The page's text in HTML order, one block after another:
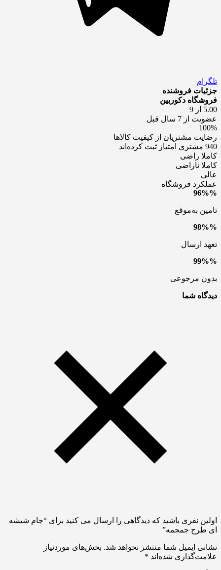
تلگرام
جزئیات فروشنده
فروشگاه دکوربین
5.00 از 9
عضویت از 7 سال قبل
100%
رضایت مشتریان از کیفیت کالاها
940 مشتری امتیاز ثبت کرده‌اند
کاملا راضی
کاملا ناراضی
عالی
عملکرد فروشگاه
96%%
تامین به‌موقع
98%%
تعهد ارسال
99%%
بدون مرجوعی
دیدگاه شما
اولین نفری باشید که دیدگاهی را ارسال می کنید برای “جام شیشه
ای طرح جمجمه”
نشانی ایمیل شما منتشر نخواهد شد. بخش‌های موردنیاز
علامت‌گذاری شده‌اند *